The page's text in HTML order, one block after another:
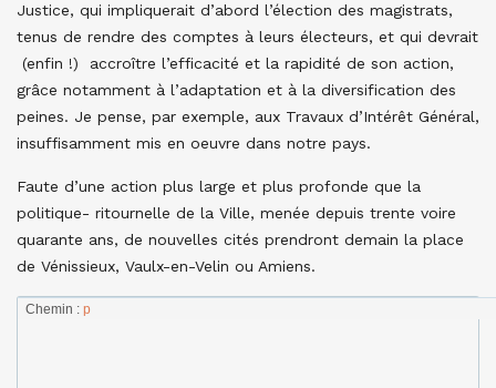
Justice, qui impliquerait d’abord l’élection des magistrats,
tenus de rendre des comptes à leurs électeurs, et qui devrait
(enfin !) accroître l’efficacité et la rapidité de son action,
grâce notamment à l’adaptation et à la diversification des
peines. Je pense, par exemple, aux Travaux d’Intérêt Général,
insuffisamment mis en oeuvre dans notre pays.
Faute d’une action plus large et plus profonde que la
politique- ritournelle de la Ville, menée depuis trente voire
quarante ans, de nouvelles cités prendront demain la place
de Vénissieux, Vaulx-en-Velin ou Amiens.
Chemin : p